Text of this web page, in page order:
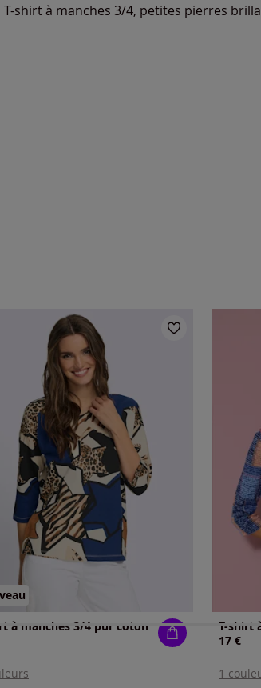
T-shirt à manches 3/4, petites pierres
à manches 3/4 pur coton
17 €
1